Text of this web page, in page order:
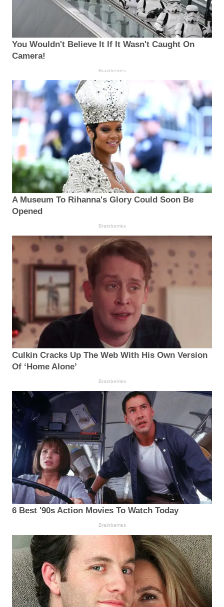
You Wouldn't Believe It If It Wasn't Caught On
Camera!
Brainberries
A Museum To Rihanna's Glory Could Soon Be
Opened
Brainberries
Culkin Cracks Up The Web With His Own Version
Of ‘Home Alone’
Brainberries
6 Best '90s Action Movies To Watch Today
Brainberries